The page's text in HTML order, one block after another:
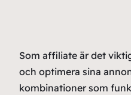
Som affiliate är det
och optimera sina
kombinationer som